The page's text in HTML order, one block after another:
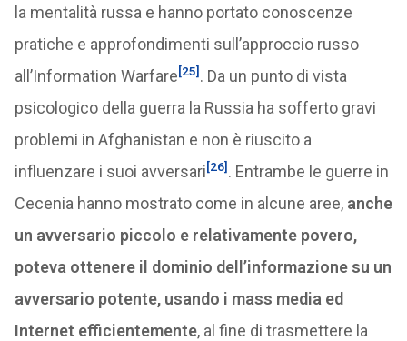
la mentalità russa e hanno portato conoscenze
pratiche e approfondimenti sull’approccio russo
all’Information Warfare[25] . Da un punto di vista
psicologico della guerra la Russia ha sofferto gravi
problemi in Afghanistan e non è riuscito a
influenzare i suoi avversari[26] . Entrambe le guerre in
Cecenia hanno mostrato come in alcune aree,anche
un avversario piccolo e relativamente povero,
poteva ottenere il dominio dell’informazione su un
avversario potente, usando i mass media ed
Internet efficientemente, al fine di trasmettere la